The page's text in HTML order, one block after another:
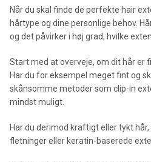
Når du skal finde de perfekte hair
hårtype og dine personlige behov.
og det påvirker i høj grad, hvilke
Start med at overveje, om dit hår er
Har du for eksempel meget fint og
skånsomme metoder som clip-in
mindst muligt.
Har du derimod kraftigt eller tykt
fletninger eller keratin-baserede